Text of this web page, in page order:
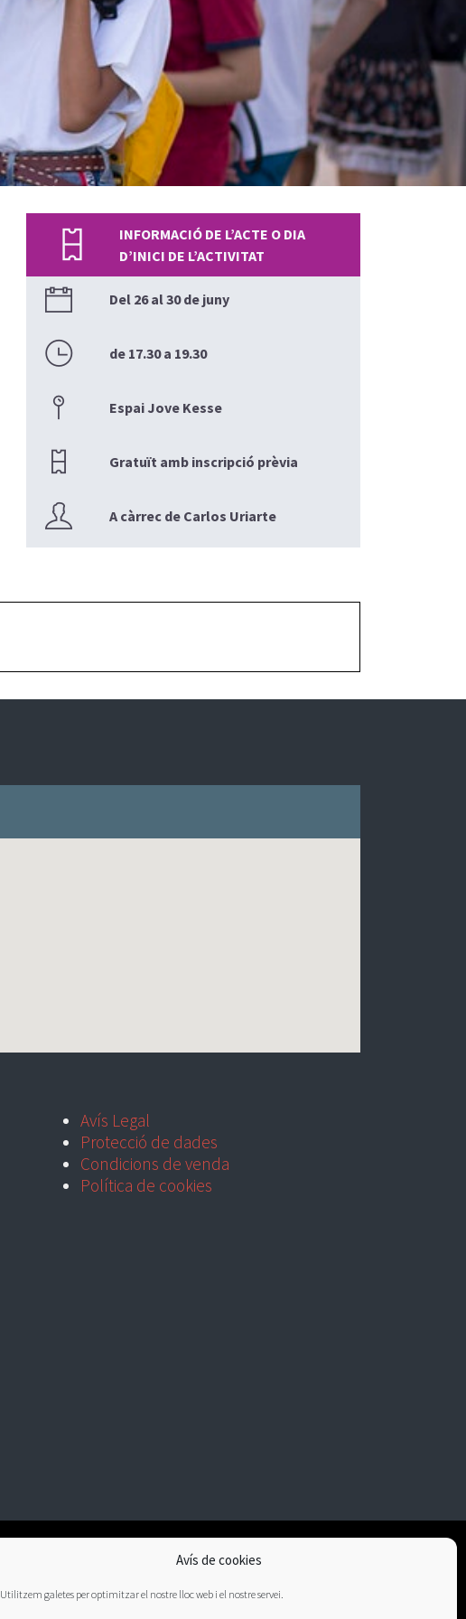
Avís de cookies
Utilitzem galetes per optimitzar el nostre lloc web i el nostre servei.
INFORMACIÓ DE L’ACTE O DIA
D’INICI DE L’ACTIVITAT
Del 26 al 30 de juny
de 17.30 a 19.30
Espai Jove Kesse
Gratuït amb inscripció prèvia
A càrrec de Carlos Uriarte
Avís Legal
Protecció de dades
Condicions de venda
Política de cookies